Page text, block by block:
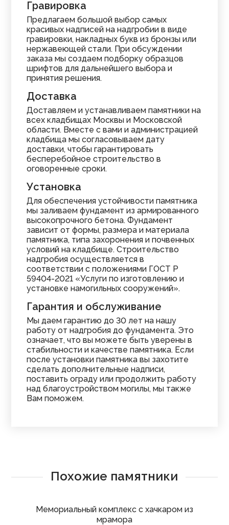
Гравировка
Предлагаем большой выбор самых
красивых надписей на надгробии в виде
гравировки, накладных букв из бронзы или
нержавеющей стали. При обсуждении
заказа мы создаем подборку образцов
шрифтов для дальнейшего выбора и
принятия решения.
Доставка
Доставляем и устанавливаем памятники на
всех кладбищах Москвы и Московской
области. Вместе с вами и администрацией
кладбища мы согласовываем дату
доставки, чтобы гарантировать
бесперебойное строительство в
оговоренные сроки.
Установка
Для обеспечения устойчивости памятника
мы заливаем фундамент из армированного
высокопрочного бетона. Фундамент
зависит от формы, размера и материала
памятника, типа захоронения и почвенных
условий на кладбище. Строительство
надгробия осуществляется в
соответствии с положениями ГОСТ Р
59404-2021 «Услуги по изготовлению и
установке намогильных сооружений».
Гарантия и обслуживание
Мы даем гарантию до 30 лет на нашу
работу от надгробия до фундамента. Это
означает, что вы можете быть уверены в
стабильности и качестве памятника. Если
после установки памятника вы захотите
сделать дополнительные надписи,
поставить ограду или продолжить работу
над благоустройством могилы, мы также
Вам поможем.
Похожие памятники
Мемориальный комплекс с хачкаром из
мрамора